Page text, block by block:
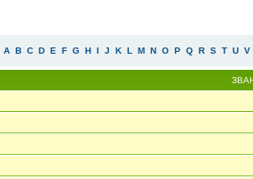
A B C D E F G H I J K L M N O P Q R S T U V